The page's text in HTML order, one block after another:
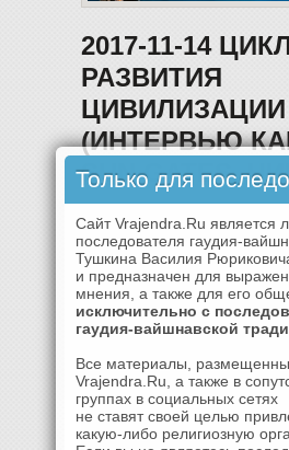
2017-11-14
РАЗВИТИЯ
ЦИВИЛИЗАЦИИ
(ИНТЕРВЬЮ
SUN GATES,
Только для
Сайт Vrajendra.Ru является
последователя гаудия-
Тушкина Василия
и предназначен для
мнения, а также для его
исключительно с
гаудия-вайшнавской
Все материалы,
Vrajendra.Ru, а также в
группах в социальных сетях
не ставят своей целью
какую-либо религиозную